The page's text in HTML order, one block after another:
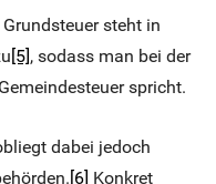
steht in
[5], sodass man bei der
spricht.
dabei jedoch
[6] Konkret